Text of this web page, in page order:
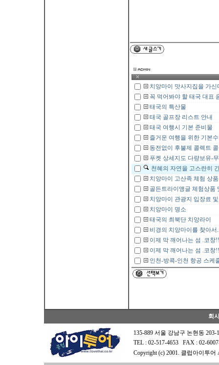
치앙마이 맛사지집을 가
꼭 먹어봐야 할 태국 대표
태국의 특산물
태국 골프장 리스트 안내
태국 여행시 기본 준비물
즐거운 여행을 위한 기본
동전없이 후불제 콜렉트
푸켓 상세지도 다량보유-
천혜의 자연을 고스란히
치앙마이 고산족 체험 상품
골든트라이앵글 체험상품
치앙마이 관광지 입장료
치앙마이 명소
태국의 최북단 치앙라이
비경의 치앙마이를 찾아서
이제 막 깨어나는 섬 .코창
이제 막 깨어나는 섬 .코창
인천-방콕-인천 항공 스케
회
135-889 서울 강남구 논현동
TEL : 02-517-4653 FAX : 02-
Copyright (c) 2001. 클럽아이투어